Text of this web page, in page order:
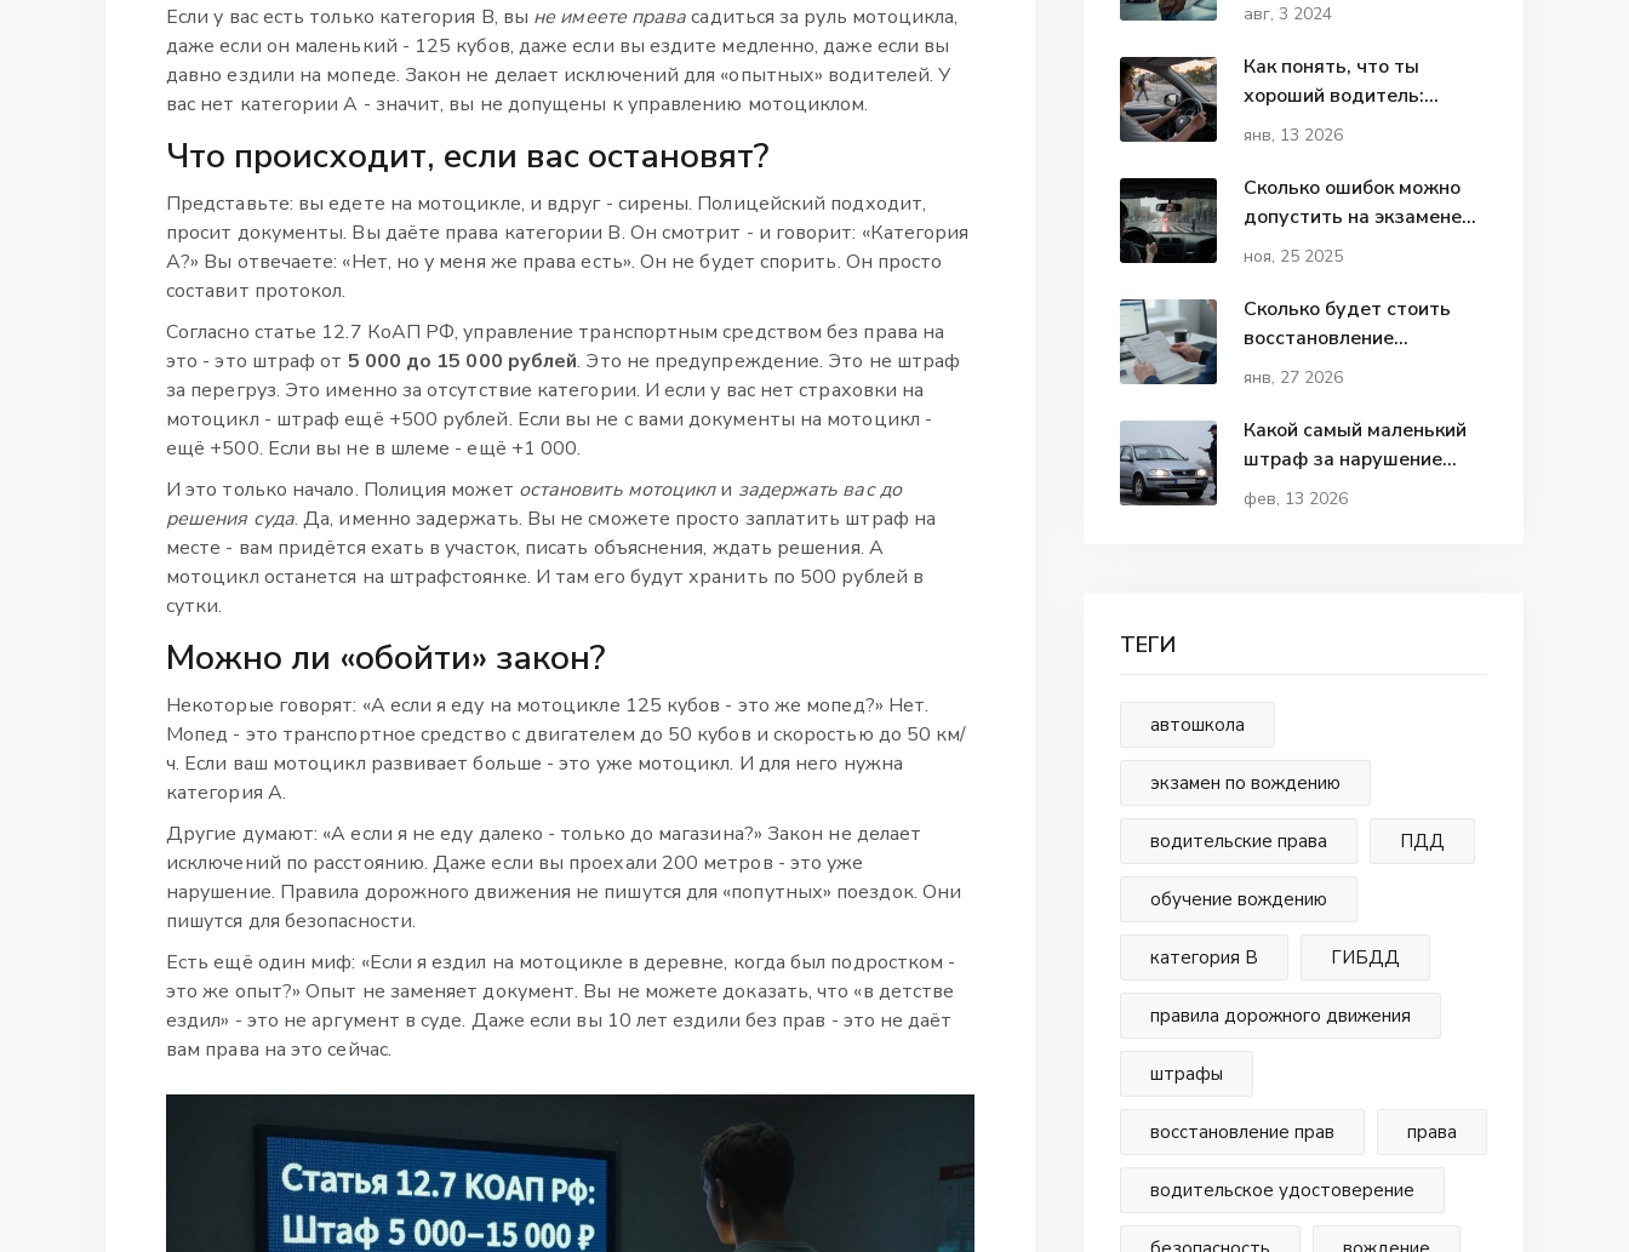
Если у вас есть только категория В, вы не имеете правасадиться за руль мотоцикла,
даже если он маленький - 125 кубов, даже если вы ездите медленно, даже если вы
давно ездили на мопеде. Закон не делает исключений для «опытных» водителей. У
вас нет категории А - значит, вы не допущены к управлению мотоциклом.
Что происходит, если вас остановят?
Представьте: вы едете на мотоцикле, и вдруг - сирены. Полицейский подходит,
просит документы. Вы даёте права категории В. Он смотрит - и говорит: «Категория
А?» Вы отвечаете: «Нет, но у меня же права есть». Он не будет спорить. Он просто
составит протокол.
Согласно статье 12.7 КоАП РФ, управление транспортным средством без права на
это - это штраф от 5 000 до 15 000 рублей. Это не предупреждение. Это не штраф
за перегруз. Это именно за отсутствие категории. И если у вас нет страховки на
мотоцикл - штраф ещё +500 рублей. Если вы не с вами документы на мотоцикл -
ещё +500. Если вы не в шлеме - ещё +1 000.
И это только начало. Полиция может остановить мотоцикли задержать вас до
решения суда. Да, именно задержать. Вы не сможете просто заплатить штраф на
месте - вам придётся ехать в участок, писать объяснения, ждать решения. А
мотоцикл останется на штрафстоянке. И там его будут хранить по 500 рублей в
сутки.
Можно ли «обойти» закон?
Некоторые говорят: «А если я еду на мотоцикле 125 кубов - это же мопед?» Нет.
Мопед - это транспортное средство с двигателем до 50 кубов и скоростью до 50 км/
ч. Если ваш мотоцикл развивает больше - это уже мотоцикл. И для него нужна
категория А.
Другие думают: «А если я не еду далеко - только до магазина?» Закон не делает
исключений по расстоянию. Даже если вы проехали 200 метров - это уже
нарушение. Правила дорожного движения не пишутся для «попутных» поездок. Они
пишутся для безопасности.
Есть ещё один миф: «Если я ездил на мотоцикле в деревне, когда был подростком -
это же опыт?» Опыт не заменяет документ. Вы не можете доказать, что «в детстве
ездил» - это не аргумент в суде. Даже если вы 10 лет ездили без прав - это не даёт
вам права на это сейчас.
авг, 3 2024
Как понять, что ты
хороший водитель:
признаки настоящего
янв, 13 2026
Сколько ошибок можно
допустить на экзамене
по вождению в 2025 году
ноя, 25 2025
Сколько будет стоить
восстановление
водительских прав в
янв, 27 2026
Какой самый маленький
штраф за нарушение
ПДД в 2026 году?
фев, 13 2026
ТЕГИ
автошкола
экзамен по вождению
водительские права ПДД
обучение вождению
категория В ГИБДД
правила дорожного движения
штрафы
восстановление прав права
водительское удостоверение